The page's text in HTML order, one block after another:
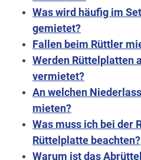
Was wird häufig im
gemietet?
Fallen beim Rüttler
Werden Rüttelplatten
vermietet?
An welchen
mieten?
Was muss ich bei der
Rüttelplatte beachten?
Warum ist das